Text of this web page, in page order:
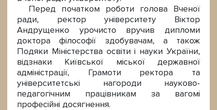
Перед початком роботи голова Вченої
ради, ректор університету Віктор
Андрущенко урочисто вручив дипломи
доктора філософії здобувачам, а також
Подяки Міністерства освіти і науки України,
відзнаки Київської міської державної
адміністрації, Грамоти ректора та
університетські нагороди науково-
педагогічним працівникам за вагомі
професійні досягнення.